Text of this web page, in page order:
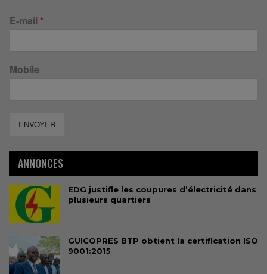
E-mail *
Mobile
ENVOYER
ANNONCES
EDG justifie les coupures d’électricité dans
plusieurs quartiers
GUICOPRES BTP obtient la certification ISO
9001:2015